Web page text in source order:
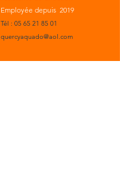
Employée depuis 2019
Tél : 05 65 21 85 01
quercyaquado@aol.com